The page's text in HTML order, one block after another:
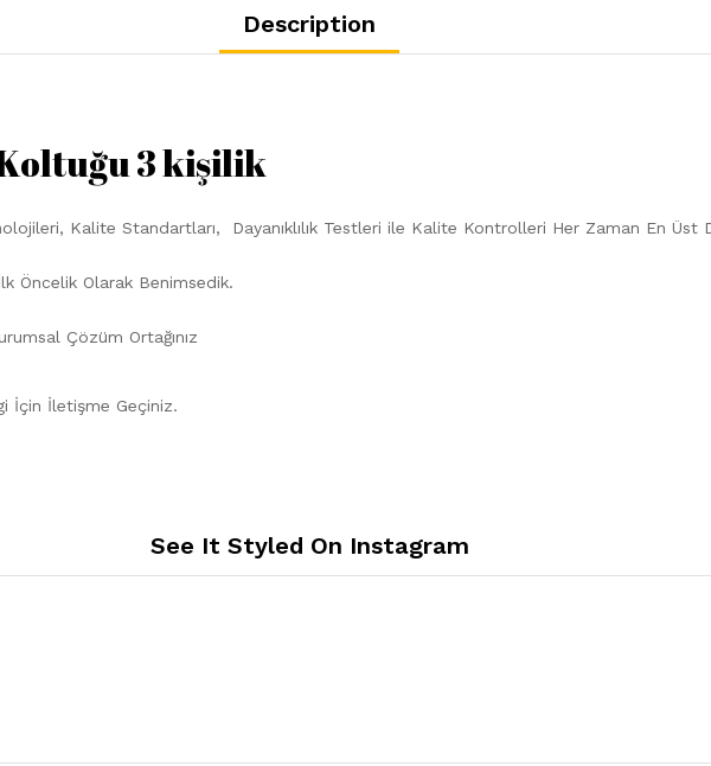
Description
3 kişilik
Kalite Standartları, Dayanıklılık Testleri ile Kalite Kontrolleri Her Zaman En Üst
Öncelik Olarak Benimsedik.
Çözüm Ortağınız
İçin İletişme Geçiniz.
See It Styled On Instagram